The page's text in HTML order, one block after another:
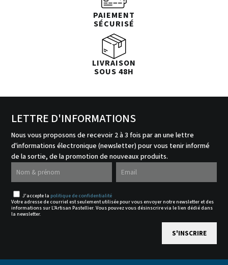
PAIEMENT
SÉCURISÉ
LIVRAISON
SOUS 48H
LETTRE D'INFORMATIONS
Nous vous proposons de recevoir 2 à 3 fois par an une lettre
d'informations électronique (newsletter) pour vous tenir informé
de la sortie, de la promotion de nouveaux produits.
J'accepte la politique de confidentialité
Votre adresse de courriel est seulement utilisée pour vous envoyer notre newsletter et des
informations sur L'Artisan Pastellier. Vous pouvez vous désinscrire via le lien dédié dans
la newsletter.